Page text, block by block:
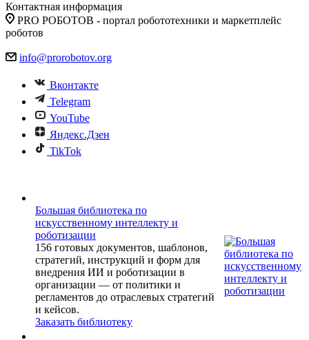
Контактная информация
PRO РОБОТОВ - портал робототехники и маркетплейс
роботов
info@prorobotov.org
Вконтакте
Telegram
YouTube
Яндекс.Дзен
TikTok
Большая библиотека по
искусственному интеллекту и
роботизации
156 готовых документов, шаблонов,
стратегий, инструкций и форм для
внедрения ИИ и роботизации в
организации — от политики и
регламентов до отраслевых стратегий
и кейсов.
Заказать библиотеку